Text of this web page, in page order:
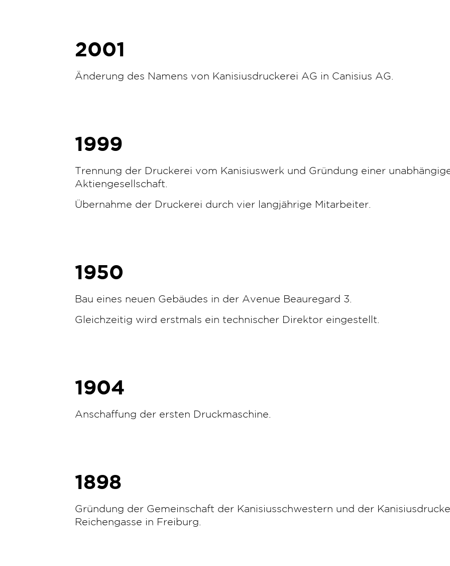
2001
Änderung des Namens von Kanisiusdruckerei AG in Canisius AG.
1999
Trennung der Druckerei vom Kanisiuswerk und Gründung einer
Aktiengesellschaft.
Übernahme der Druckerei durch vier langjährige Mitarbeiter.
1950
Bau eines neuen Gebäudes in der Avenue Beauregard 3.
Gleichzeitig wird erstmals ein technischer Direktor eingestellt.
1904
Anschaffung der ersten Druckmaschine.
1898
Gründung der Gemeinschaft der Kanisiusschwestern und der
Reichengasse in Freiburg.